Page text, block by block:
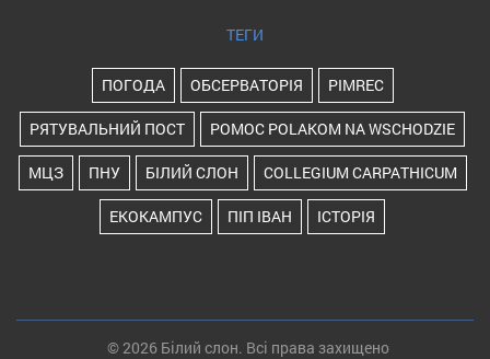
ТЕГИ
ПОГОДА ОБСЕРВАТОРІЯ PIMREC
РЯТУВАЛЬНИЙ ПОСТ POMOC POLAKOM NA WSCHODZIE
МЦЗ ПНУ БІЛИЙ СЛОН COLLEGIUM CARPATHICUM
ЕКОКАМПУС ПІП ІВАН ІСТОРІЯ
© 2026 Білий слон. Всі права захищено